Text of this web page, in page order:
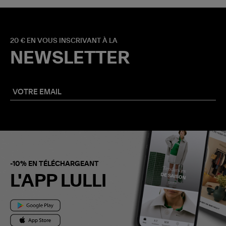
20 € EN VOUS INSCRIVANT À LA
NEWSLETTER
-10% EN TÉLÉCHARGEANT
L'APP LULLI